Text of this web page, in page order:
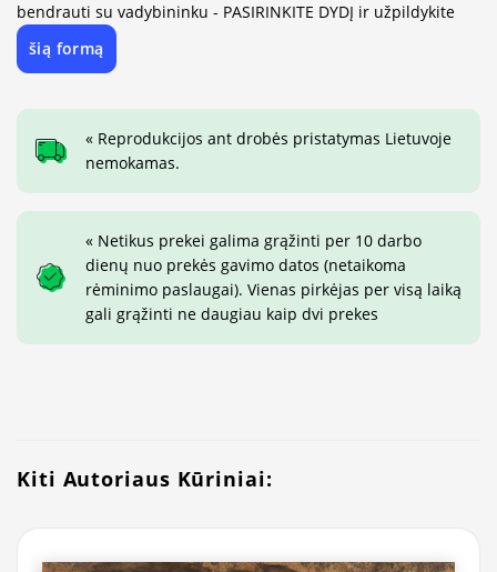
bendrauti su vadybininku - PASIRINKITE DYDĮ ir užpildykite
šią formą
« Reprodukcijos ant drobės pristatymas Lietuvoje
nemokamas.
« Netikus prekei galima grąžinti per 10 darbo
dienų nuo prekės gavimo datos (netaikoma
rėminimo paslaugai). Vienas pirkėjas per visą laiką
gali grąžinti ne daugiau kaip dvi prekes
Kiti Autoriaus Kūriniai: